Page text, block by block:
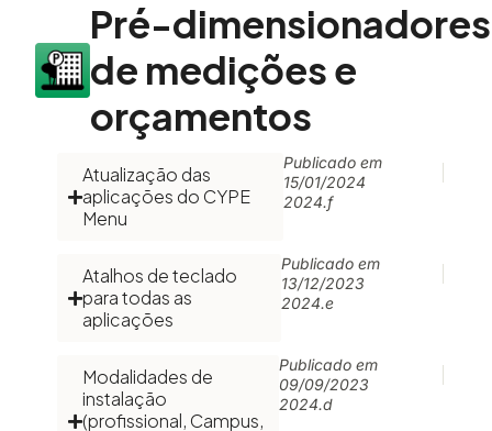
Pré-dimensionadores
de medições e
orçamentos
Atualização das
aplicações do CYPE
Menu
Publicado em
15/01/2024
2024.f
Atalhos de teclado
para todas as
aplicações
Publicado em
13/12/2023
2024.e
Modalidades de
instalação
(profissional, Campus,
Publicado em
09/09/2023
2024.d